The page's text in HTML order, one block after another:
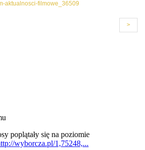
aktualnosci-filmowe_36509
>